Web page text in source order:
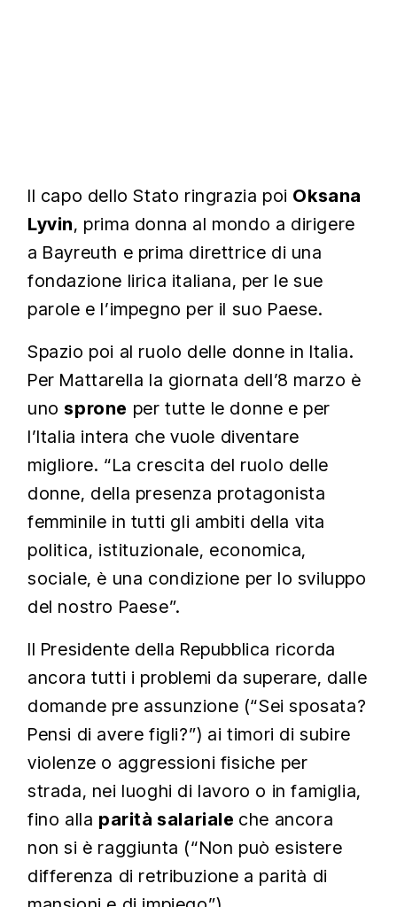
Il capo dello Stato ringrazia poi Oksana
Lyvin, prima donna al mondo a dirigere
a Bayreuth e prima direttrice di una
fondazione lirica italiana, per le sue
parole e l’impegno per il suo Paese.
Spazio poi al ruolo delle donne in Italia.
Per Mattarella la giornata dell’8 marzo è
uno sprone per tutte le donne e per
l’Italia intera che vuole diventare
migliore. “La crescita del ruolo delle
donne, della presenza protagonista
femminile in tutti gli ambiti della vita
politica, istituzionale, economica,
sociale, è una condizione per lo sviluppo
del nostro Paese”.
Il Presidente della Repubblica ricorda
ancora tutti i problemi da superare, dalle
domande pre assunzione (“Sei sposata?
Pensi di avere figli?”) ai timori di subire
violenze o aggressioni fisiche per
strada, nei luoghi di lavoro o in famiglia,
fino alla parità salariale che ancora
non si è raggiunta (“Non può esistere
differenza di retribuzione a parità di